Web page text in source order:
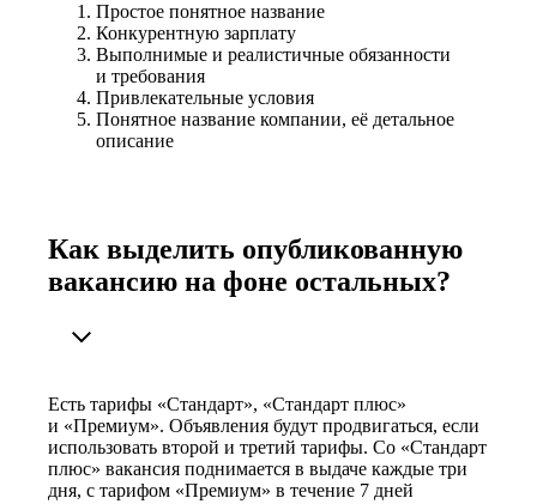
Простое понятное название
Конкурентную зарплату
Выполнимые и реалистичные обязанности
и требования
Привлекательные условия
Понятное название компании, её детальное
описание
Как выделить опубликованную
вакансию на фоне остальных?
Есть тарифы «Стандарт», «Стандарт плюс»
и «Премиум». Объявления будут продвигаться, если
использовать второй и третий тарифы. Со «Стандарт
плюс» вакансия поднимается в выдаче каждые три
дня, с тарифом «Премиум» в течение 7 дней